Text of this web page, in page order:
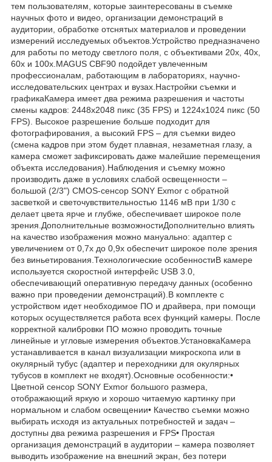
тем пользователям, которые заинтересованы в съемке
научных фото и видео, организации демонстраций в
аудитории, обработке отснятых материалов и проведении
измерений исследуемых объектов.Устройство предназначено
для работы по методу светлого поля, с объективами 20х, 40х,
60х и 100х.MAGUS CBF90 подойдет увлеченным
профессионалам, работающим в лабораториях, научно-
исследовательских центрах и вузах.Настройки съемки и
графикаКамера имеет два режима разрешения и частоты
смены кадров: 2448x2048 пикс (35 FPS) и 1224x1024 пикс (50
FPS). Высокое разрешение больше подходит для
фотографирования, а высокий FPS – для съемки видео
(смена кадров при этом будет плавная, незаметная глазу, а
камера сможет зафиксировать даже малейшие перемещения
объекта исследования).Наблюдения и съемку можно
производить даже в условиях слабой освещенности –
большой (2/3") CMOS-сенсор SONY Exmor с обратной
засветкой и светочувствительностью 1146 мВ при 1/30 с
делает цвета ярче и глубже, обеспечивает широкое поле
зрения.Дополнительные возможностиДополнительно влиять
на качество изображения можно мануально: адаптер с
увеличением от 0,7х до 0,9х обеспечит широкое поле зрения
без виньетирования.Технологические особенностиВ камере
используется скоростной интерфейс USB 3.0,
обеспечивающий оперативную передачу данных (особенно
важно при проведении демонстраций).В комплекте с
устройством идет необходимое ПО и драйвера, при помощи
которых осуществляется работа всех функций камеры. После
корректной калибровки ПО можно проводить точные
линейные и угловые измерения объектов.УстановкаКамера
устанавливается в канал визуализации микроскопа или в
окулярный тубус (адаптер и переходники для окулярных
тубусов в комплект не входят).Основные особенности:•
Цветной сенсор SONY Exmor большого размера,
отображающий яркую и хорошо читаемую картинку при
нормальном и слабом освещении• Качество съемки можно
выбирать исходя из актуальных потребностей и задач –
доступны два режима разрешения и FPS• Простая
организация демонстраций в аудитории – камера позволяет
выводить изображение на внешний экран, без потери